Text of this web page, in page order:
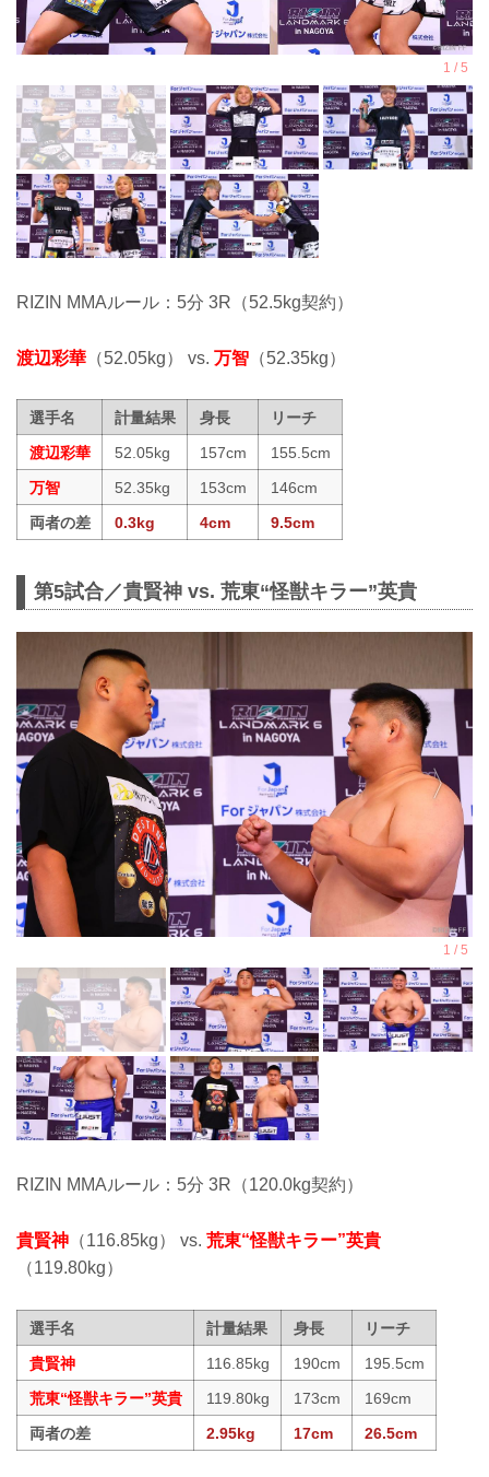
RIZIN MMAルール：5分 3R（52.5kg契約）
渡辺彩華 （52.05kg） vs. 万智 （52.35kg）
選手名 計量結果 身長
リーチ
渡辺彩華
52.05kg 157cm
155.5cm
万智
52.35kg 153cm
146cm
両者の差
0.3kg 4cm 9.5cm
第5試合／貴賢神 vs. 荒東“怪獣キラー”英貴
RIZIN MMAルール：5分 3R（120.0kg契約）
貴賢神 （116.85kg） vs. 荒東“怪獣キラー”英貴
（119.80kg）
選手名 計量結果 身長
リーチ
貴賢神
116.85kg 190cm
195.5cm
荒東“怪獣キラー”英貴
119.80kg 173cm
169cm
両者の差
2.95kg 17cm 26.5cm